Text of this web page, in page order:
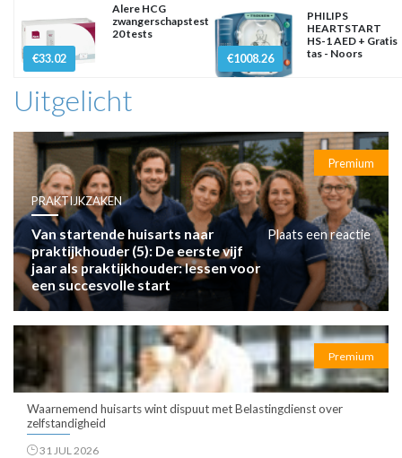
€33.02
Alere HCG
zwangerschapstest
20 tests
€1008.26
PHILIPS
HEARTSTART
HS-1 AED + Gratis
tas - Noors
Uitgelicht
Premium
PRAKTIJKZAKEN
Van startende huisarts naar
praktijkhouder (5): De eerste vijf
jaar als praktijkhouder: lessen voor
een succesvolle start
Plaats een reactie
Premium
Waarnemend huisarts wint dispuut met Belastingdienst over
zelfstandigheid
31 JUL 2026